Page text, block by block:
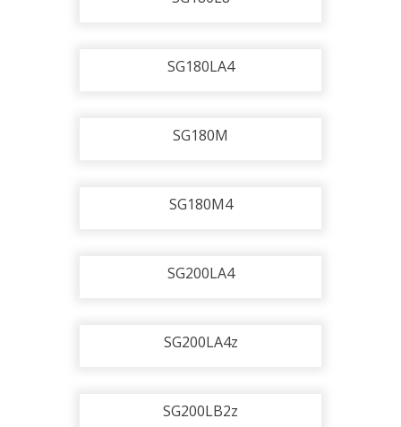
SG180LA4
SG180M
SG180M4
SG200LA4
SG200LA4z
SG200LB2z